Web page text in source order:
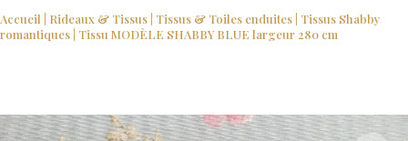
Accueil Rideaux & Tissus Tissus & Toiles enduites Tissus Shabby
romantiques | Tissu MODÈLE SHABBY BLUE largeur 280 cm